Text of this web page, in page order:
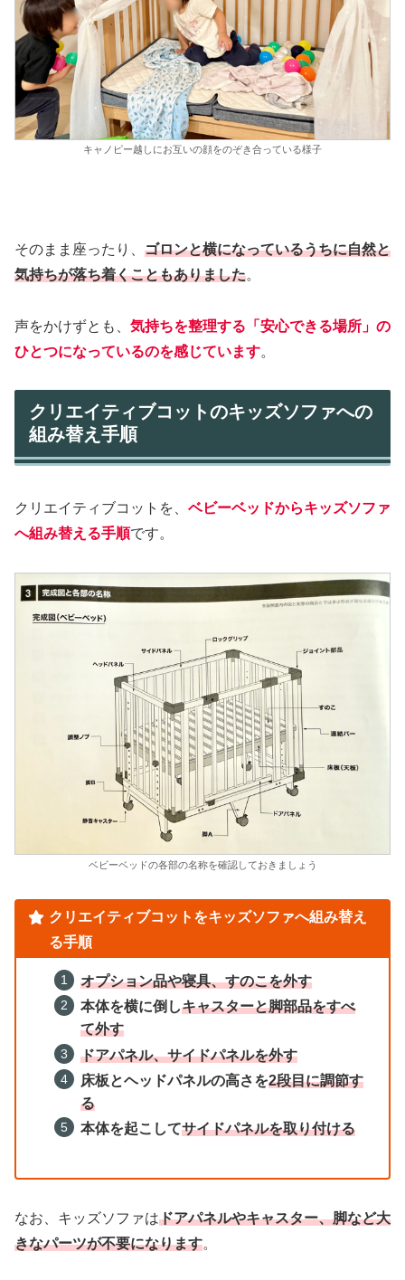
キャノピー越しにお互いの顔をのぞき合っている様子
そのまま座ったり、 ゴロンと横になっているうちに自然と
気持ちが落ち着くこともありました。
声をかけずとも、 気持ちを整理する「安心できる場所」の
ひとつになっているのを感じています。
クリエイティブコットのキッズソファへの
組み替え手順
クリエイティブコットを、 ベビーベッドからキッズソファ
へ組み替える手順です。
ベビーベッドの各部の名称を確認しておきましょう
クリエイティブコットをキッズソファへ組み替え
る手順
オプション品や寝具、すのこを外す
本体を横に倒しキャスターと脚部品をすべ
て外す
ドアパネル、サイドパネルを外す
床板とヘッドパネルの高さを2段目に調節す
る
本体を起こしてサイドパネルを取り付ける
なお、キッズソファはドアパネルやキャスター、脚など大
きなパーツが不要になります。